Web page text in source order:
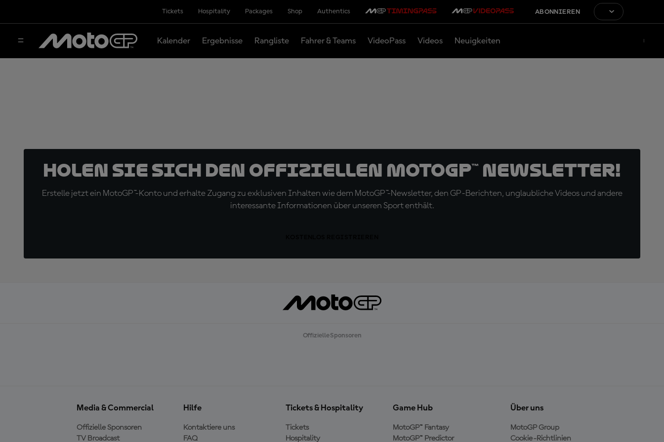
Tickets Hospitality Packages Shop Authentics ABONNIEREN
Kalender Ergebnisse Rangliste Fahrer & Teams VideoPass Videos Neuigkeiten
Holen Sie sich den offiziellen MotoGP™ Newsletter!
Erstelle jetzt ein MotoGP™-Konto und erhalte Zugang zu exklusiven Inhalten wie dem MotoGP™-Newsletter, den GP-Berichten, unglaubliche Videos und andere
interessante Informationen über unseren Sport enthält.
Offizielle Sponsoren
Media & Commercial
Offizielle Sponsoren
TV Broadcast
Hilfe
Kontaktiere uns
FAQ
Tickets & Hospitality
Tickets
Hospitality
Game Hub
MotoGP™ Fantasy
MotoGP™ Predictor
Über uns
MotoGP Group
Cookie-Richtlinien